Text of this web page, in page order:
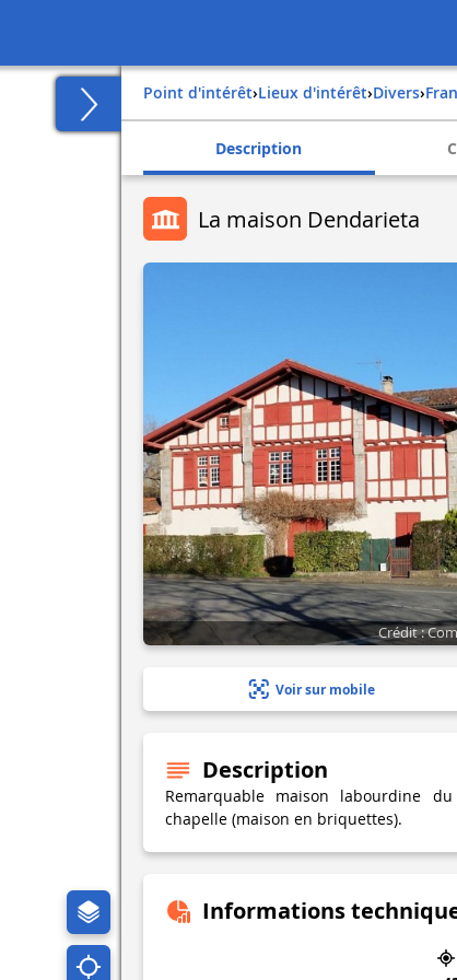
Point d'intérêt› Lieux d'intérêt› Divers›
Description
La maison Dendarieta
Crédit :
Voir sur mobile
Description
Remarquable maison labourdine
chapelle (maison en briquettes).
Informations